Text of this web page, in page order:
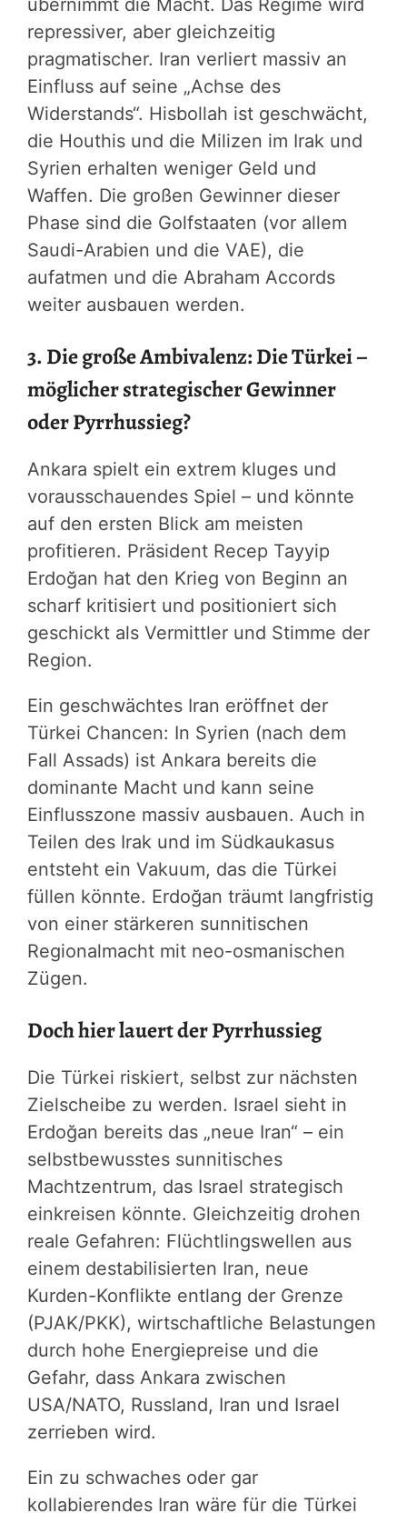
repressiver, aber gleichzeitig
pragmatischer. Iran verliert massiv an
Einfluss auf seine „Achse des
Widerstands“. Hisbollah ist geschwächt,
die Houthis und die Milizen im Irak und
Syrien erhalten weniger Geld und
Waffen. Die großen Gewinner dieser
Phase sind die Golfstaaten (vor allem
Saudi-Arabien und die VAE), die
aufatmen und die Abraham Accords
weiter ausbauen werden.
3. Die große Ambivalenz: Die Türkei –
möglicher strategischer Gewinner
oder Pyrrhussieg?
Ankara spielt ein extrem kluges und
vorausschauendes Spiel – und könnte
auf den ersten Blick am meisten
profitieren. Präsident Recep Tayyip
Erdoğan hat den Krieg von Beginn an
scharf kritisiert und positioniert sich
geschickt als Vermittler und Stimme der
Region.
Ein geschwächtes Iran eröffnet der
Türkei Chancen: In Syrien (nach dem
Fall Assads) ist Ankara bereits die
dominante Macht und kann seine
Einflusszone massiv ausbauen. Auch in
Teilen des Irak und im Südkaukasus
entsteht ein Vakuum, das die Türkei
füllen könnte. Erdoğan träumt langfristig
von einer stärkeren sunnitischen
Regionalmacht mit neo-osmanischen
Zügen.
Doch hier lauert der Pyrrhussieg
Die Türkei riskiert, selbst zur nächsten
Zielscheibe zu werden. Israel sieht in
Erdoğan bereits das „neue Iran“ – ein
selbstbewusstes sunnitisches
Machtzentrum, das Israel strategisch
einkreisen könnte. Gleichzeitig drohen
reale Gefahren: Flüchtlingswellen aus
einem destabilisierten Iran, neue
Kurden-Konflikte entlang der Grenze
(PJAK/PKK), wirtschaftliche Belastungen
durch hohe Energiepreise und die
Gefahr, dass Ankara zwischen
USA/NATO, Russland, Iran und Israel
zerrieben wird.
Ein zu schwaches oder gar
kollabierendes Iran wäre für die Türkei